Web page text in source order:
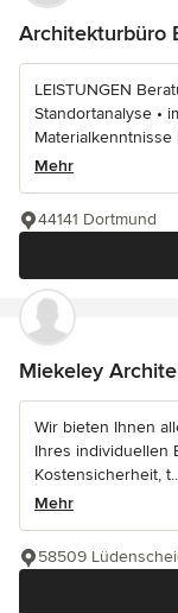
Architekturbüro
LEISTUNGEN
Standortanalyse •
Mehr
44141 Dortmund
Miekeley
Wir bieten Ihnen
Ihres individuellen
Kostensicherheit,
Mehr
58509